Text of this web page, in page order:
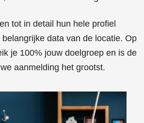
tot in detail hun hele profiel
data van de locatie. Op
je 100% jouw doelgroep en is de
aanmelding het grootst.